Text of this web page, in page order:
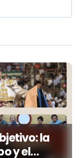
la
y el